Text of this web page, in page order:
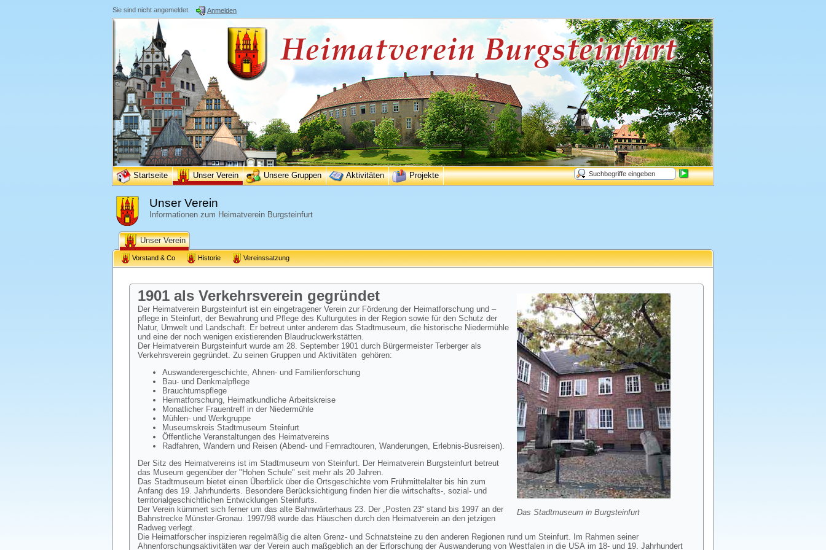
Sie sind nicht angemeldet. Anmelden
Startseite Unser Verein Unsere Gruppen Aktivitäten Projekte
Unser Verein
Informationen zum Heimatverein Burgsteinfurt
Unser Verein
Vorstand & Co Historie Vereinssatzung
Das Stadtmuseum in Burgsteinfurt
1901 als Verkehrsverein gegründet
Der Heimatverein Burgsteinfurt ist ein eingetragener Verein zur Förderung der Heimatforschung und –
pflege in Steinfurt, der Bewahrung und Pflege des Kulturgutes in der Region sowie für den Schutz der
Natur, Umwelt und Landschaft. Er betreut unter anderem das Stadtmuseum, die historische Niedermühle
und eine der noch wenigen existierenden Blaudruckwerkstätten.
Der Heimatverein Burgsteinfurt wurde am 28. September 1901 durch Bürgermeister Terberger als
Verkehrsverein gegründet. Zu seinen Gruppen und Aktivitäten gehören:
Auswanderergeschichte, Ahnen- und Familienforschung
Bau- und Denkmalpflege
Brauchtumspflege
Heimatforschung, Heimatkundliche Arbeitskreise
Monatlicher Frauentreff in der Niedermühle
Mühlen- und Werkgruppe
Museumskreis Stadtmuseum Steinfurt
Öffentliche Veranstaltungen des Heimatvereins
Radfahren, Wandern und Reisen (Abend- und Fernradtouren, Wanderungen, Erlebnis-Busreisen).
Der Sitz des Heimatvereins ist im Stadtmuseum von Steinfurt. Der Heimatverein Burgsteinfurt betreut
das Museum gegenüber der "Hohen Schule" seit mehr als 20 Jahren.
Das Stadtmuseum bietet einen Überblick über die Ortsgeschichte vom Frühmittelalter bis hin zum
Anfang des 19. Jahrhunderts. Besondere Berücksichtigung finden hier die wirtschafts-, sozial- und
territorialgeschichtlichen Entwicklungen Steinfurts.
Der Verein kümmert sich ferner um das alte Bahnwärterhaus 23. Der „Posten 23“ stand bis 1997 an der
Bahnstrecke Münster-Gronau. 1997/98 wurde das Häuschen durch den Heimatverein an den jetzigen
Radweg verlegt.
Die Heimatforscher inspizieren regelmäßig die alten Grenz- und Schnatsteine zu den anderen Regionen rund um Steinfurt. Im Rahmen seiner
Ahnenforschungsaktivitäten war der Verein auch maßgeblich an der Erforschung der Auswanderung von Westfalen in die USA im 18- und 19. Jahrhundert